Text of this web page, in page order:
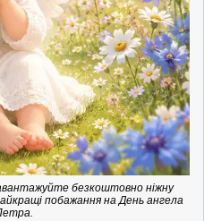
безкоштовно ніжну
побажання на День ангела